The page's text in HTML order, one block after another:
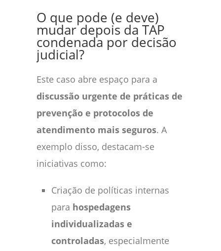
O que pode (e deve)
mudar depois da TAP
condenada por decisão
judicial?
Este caso abre espaço para a
discussão urgente de práticas de
prevenção e protocolos de
atendimento mais seguros. A
exemplo disso, destacam-se
iniciativas como:
Criação de políticas internas
para hospedagens
individualizadas e
controladas, especialmente